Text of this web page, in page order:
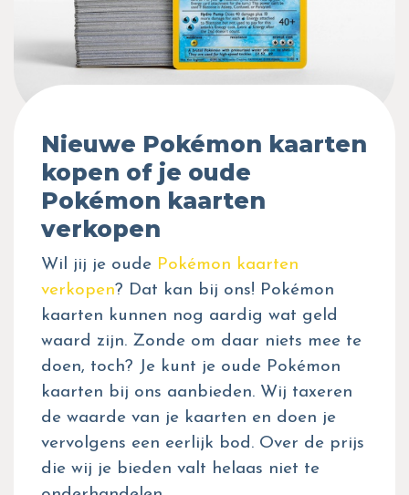
Nieuwe Pokémon kaarten
kopen of je oude
Pokémon kaarten
verkopen
Wil jij je oude Pokémon kaarten
verkopen? Dat kan bij ons! Pokémon
kaarten kunnen nog aardig wat geld
waard zijn. Zonde om daar niets mee te
doen, toch? Je kunt je oude Pokémon
kaarten bij ons aanbieden. Wij taxeren
de waarde van je kaarten en doen je
vervolgens een eerlijk bod. Over de prijs
die wij je bieden valt helaas niet te